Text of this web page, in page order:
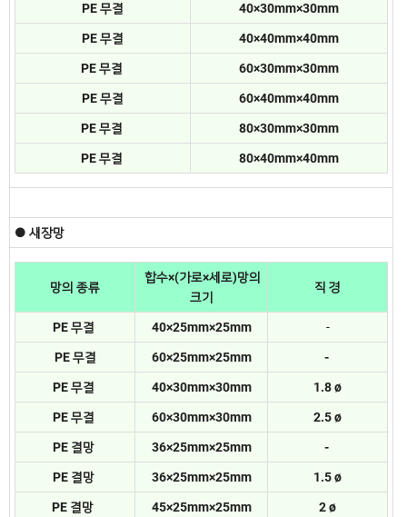
PE 무결 40×30mm×30mm
PE 무결 40×40mm×40mm
PE 무결 60×30mm×30mm
PE 무결 60×40mm×40mm
PE 무결 80×30mm×30mm
PE 무결 80×40mm×40mm
● 새장망
망의 종류
합수×(가로×세로)망의
크기
직 경
PE 무결 40×25mm×25mm -
PE무결 60×25mm×25mm -
PE무결 40×30mm×30mm 1.8 ø
PE무결 60×30mm×30mm 2.5 ø
PE 결망 36×25mm×25mm -
PE 결망 36×25mm×25mm 1.5 ø
PE 결망 45×25mm×25mm 2 ø